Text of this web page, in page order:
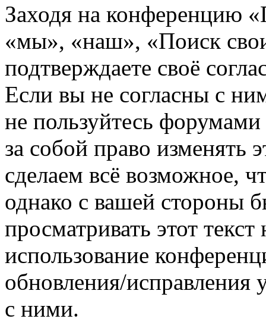
Заходя на конференцию
«мы», «наш», «Поиск
подтверждаете своё
Если вы не согласны с
не пользуйтесь
за собой право изменять
сделаем всё возможное,
однако с вашей стороны
просматривать этот
использование
обновления/исправления
с ними.